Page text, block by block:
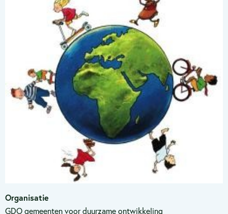
Organisatie
GDO gemeenten voor duurzame ontwikkeling